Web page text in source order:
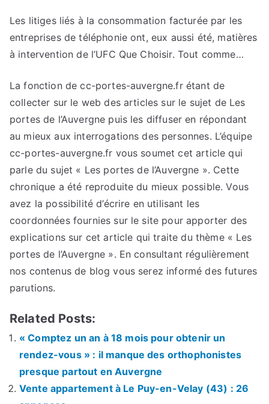
Les litiges liés à la consommation facturée par les
entreprises de téléphonie ont, eux aussi été, matières
à intervention de l’UFC Que Choisir. Tout comme…
La fonction de cc-portes-auvergne.fr étant de
collecter sur le web des articles sur le sujet de Les
portes de l’Auvergne puis les diffuser en répondant
au mieux aux interrogations des personnes. L’équipe
cc-portes-auvergne.fr vous soumet cet article qui
parle du sujet « Les portes de l’Auvergne ». Cette
chronique a été reproduite du mieux possible. Vous
avez la possibilité d’écrire en utilisant les
coordonnées fournies sur le site pour apporter des
explications sur cet article qui traite du thème « Les
portes de l’Auvergne ». En consultant régulièrement
nos contenus de blog vous serez informé des futures
parutions.
Related Posts:
« Comptez un an à 18 mois pour obtenir un
rendez-vous » : il manque des orthophonistes
presque partout en Auvergne
Vente appartement à Le Puy-en-Velay (43) : 26